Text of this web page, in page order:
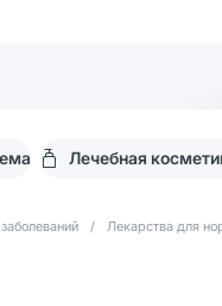
Лечебная
/ Лекарства для